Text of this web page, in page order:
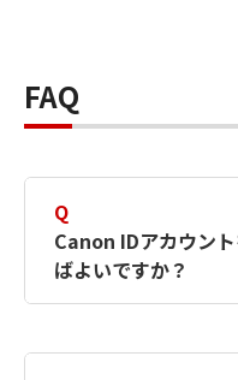
FAQ
Q
Canon IDアカウン
ばよいですか？